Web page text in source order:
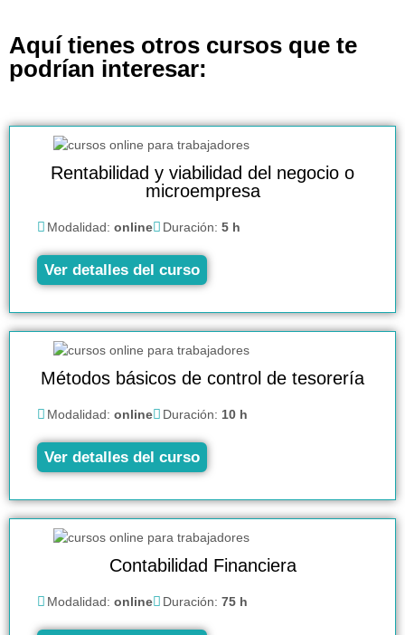
Aquí tienes otros cursos que te
podrían interesar:
Rentabilidad y viabilidad del negocio o
microempresa
Modalidad: online Duración: 5 h
Ver detalles del curso
Métodos básicos de control de tesorería
Modalidad: online Duración: 10 h
Ver detalles del curso
Contabilidad Financiera
Modalidad: online Duración: 75 h